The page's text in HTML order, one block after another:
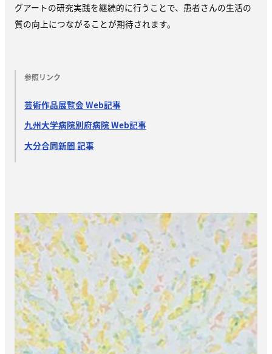
グアートの研究実践を継続的に行うことで、 患者さんの生活の
質の向上につながることが期待されます。
参照リンク
芸術作品展覧会 Web記事
九州大学病院別府病院 Web記事
大分合同新聞 記事